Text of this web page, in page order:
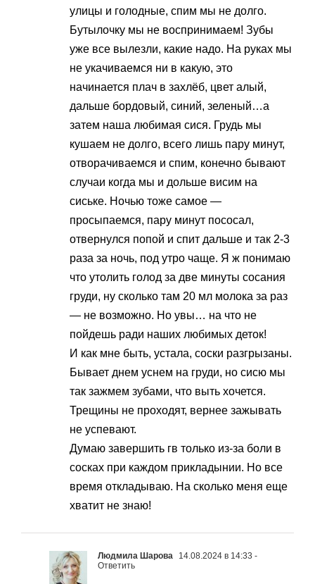
улицы и голодные, спим мы не долго.
Бутылочку мы не воспринимаем! Зубы
уже все вылезли, какие надо. На руках мы
не укачиваемся ни в какую, это
начинается плач в захлёб, цвет алый,
дальше бордовый, синий, зеленый…а
затем наша любимая сися. Грудь мы
кушаем не долго, всего лишь пару минут,
отворачиваемся и спим, конечно бывают
случаи когда мы и дольше висим на
сиське. Ночью тоже самое —
просыпаемся, пару минут пососал,
отвернулся попой и спит дальше и так 2-3
раза за ночь, под утро чаще. Я ж понимаю
что утолить голод за две минуты сосания
груди, ну сколько там 20 мл молока за раз
— не возможно. Но увы… на что не
пойдешь ради наших любимых деток!
И как мне быть, устала, соски разгрызаны.
Бывает днем уснем на груди, но сисю мы
так зажмем зубами, что выть хочется.
Трещины не проходят, вернее зажывать
не успевают.
Думаю завершить гв только из-за боли в
сосках при каждом прикладынии. Но все
время откладываю. На сколько меня еще
хватит не знаю!
Людмила Шарова 14.08.2024 в 14:33 -
Ответить